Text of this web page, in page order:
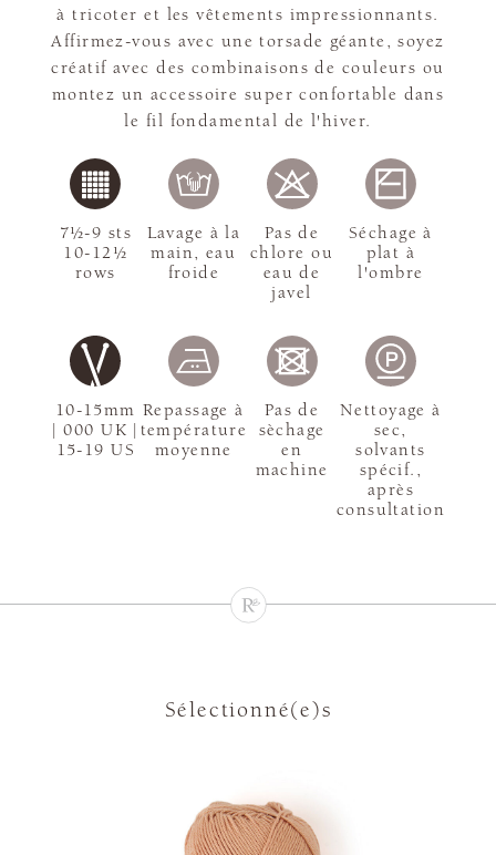
à tricoter et les vêtements impressionnants.
Affirmez-vous avec une torsade géante, soyez
créatif avec des combinaisons de couleurs ou
montez un accessoire super confortable dans
le fil fondamental de l'hiver.
10-15mm
| 000 UK |
15-19 US
7½-9 sts
10-12½
rows
Lavage à la
main, eau
froide
Pas de
chlore ou
eau de
javel
Séchage à
plat à
l'ombre
Repassage à
température
moyenne
Pas de
sèchage
en
machine
Nettoyage à
sec,
solvants
spécif.,
après
consultation
Sélectionné(e)s